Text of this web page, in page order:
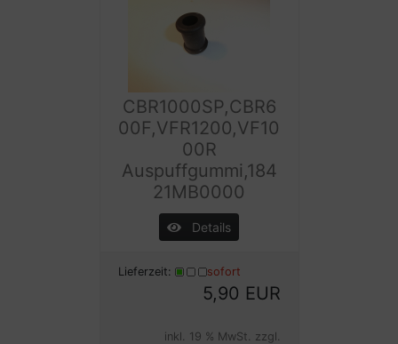
CBR1000SP,CBR6
00F,VFR1200,VF10
00R
Auspuffgummi,184
21MB0000
Details
Lieferzeit: sofort
5,90 EUR
inkl. 19 % MwSt. zzgl.